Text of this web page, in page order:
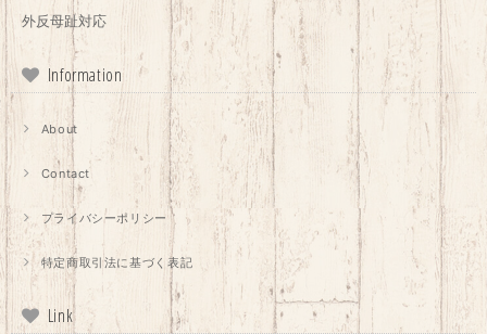
外反母趾対応
Information
About
Contact
プライバシーポリシー
特定商取引法に基づく表記
Link